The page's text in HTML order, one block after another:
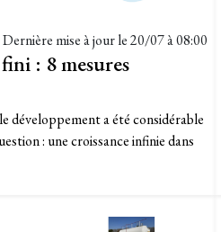
Dernière mise à jour le20/07 à 08:00
: 8 mesures
développement a été considérable
: une croissance infinie dans